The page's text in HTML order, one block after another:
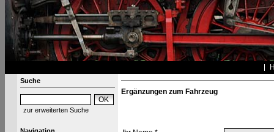
Suche
zur erweiterten Suche
Ergänzungen zum Fahrzeug